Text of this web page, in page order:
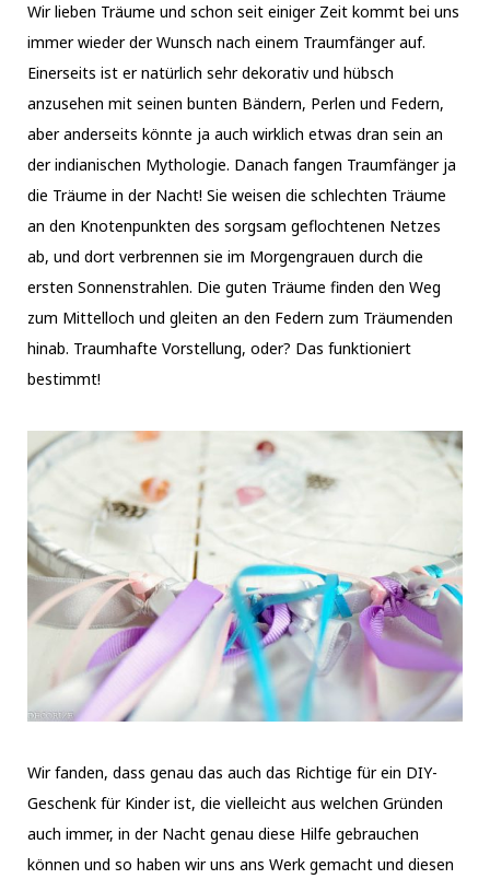
Wir lieben Träume und schon seit einiger Zeit kommt bei uns
immer wieder der Wunsch nach einem Traumfänger auf.
Einerseits ist er natürlich sehr dekorativ und hübsch
anzusehen mit seinen bunten Bändern, Perlen und Federn,
aber anderseits könnte ja auch wirklich etwas dran sein an
der indianischen Mythologie. Danach fangen Traumfänger ja
die Träume in der Nacht! Sie weisen die schlechten Träume
an den Knotenpunkten des sorgsam geflochtenen Netzes
ab, und dort verbrennen sie im Morgengrauen durch die
ersten Sonnenstrahlen. Die guten Träume finden den Weg
zum Mittelloch und gleiten an den Federn zum Träumenden
hinab. Traumhafte Vorstellung, oder? Das funktioniert
bestimmt!
Wir fanden, dass genau das auch das Richtige für ein DIY-
Geschenk für Kinder ist, die vielleicht aus welchen Gründen
auch immer, in der Nacht genau diese Hilfe gebrauchen
können und so haben wir uns ans Werk gemacht und diesen